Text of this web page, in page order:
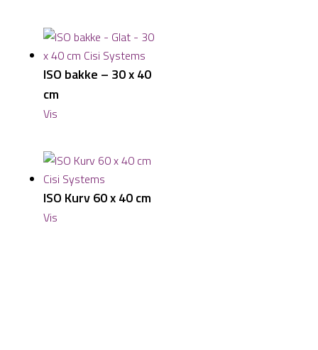
ISO bakke – 30 x 40
cm
Vis
ISO Kurv 60 x 40 cm
Vis